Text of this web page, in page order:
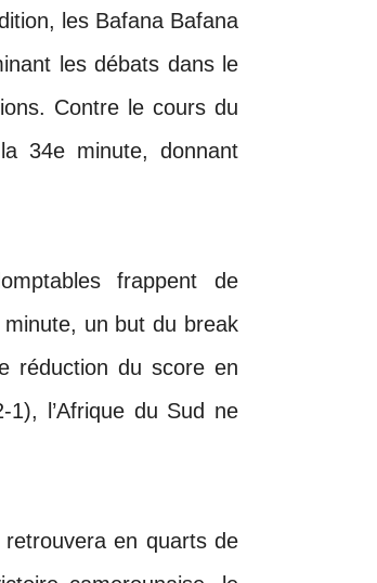
les Bafana Bafana
les débats dans le
Contre le cours du
34e minute, donnant
frappent de
un but du break
réduction du score en
l’Afrique du Sud ne
retrouvera en quarts de